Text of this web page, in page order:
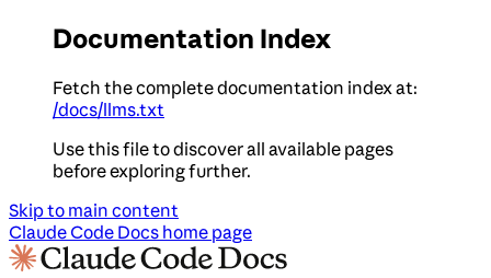
Documentation Index
Fetch the complete documentation index at:
/docs/llms.txt
Use this file to discover all available pages
before exploring further.
Skip to main content
Claude Code Docs home page